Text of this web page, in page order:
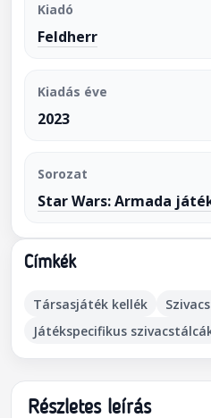
Kiadó
Feldherr
Kiadás éve
2023
Sorozat
Star Wars: Armada
Címkék
Társasjáték kellék
Játékspecifikus
Részletes leírás